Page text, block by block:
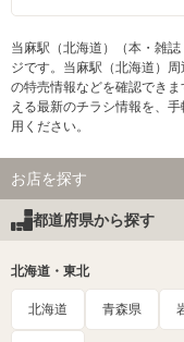
当麻駅（北海道）（本・雑
ジです。当麻駅（北海道）
の特売情報などを確認でき
える最新のチラシ情報を、
用ください。
お店を探す
都道府県から探す
北海道・東北
北海道 青森県